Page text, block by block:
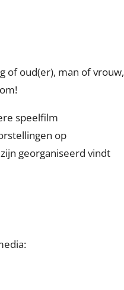
of oud(er), man of vrouw,
speelfilm
op
georganiseerd vindt